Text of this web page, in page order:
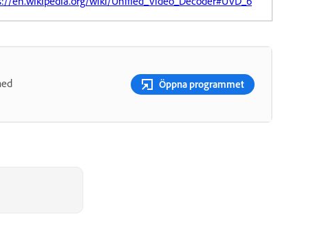
Öppna programmet